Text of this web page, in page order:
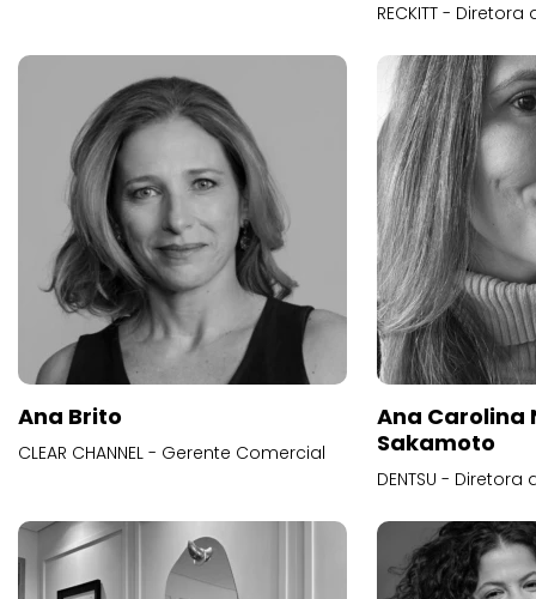
RECKITT -
Ana Brito
CLEAR CHANNEL - Gerente Comercial
Ana Carolina
Sakamoto
DENTSU -